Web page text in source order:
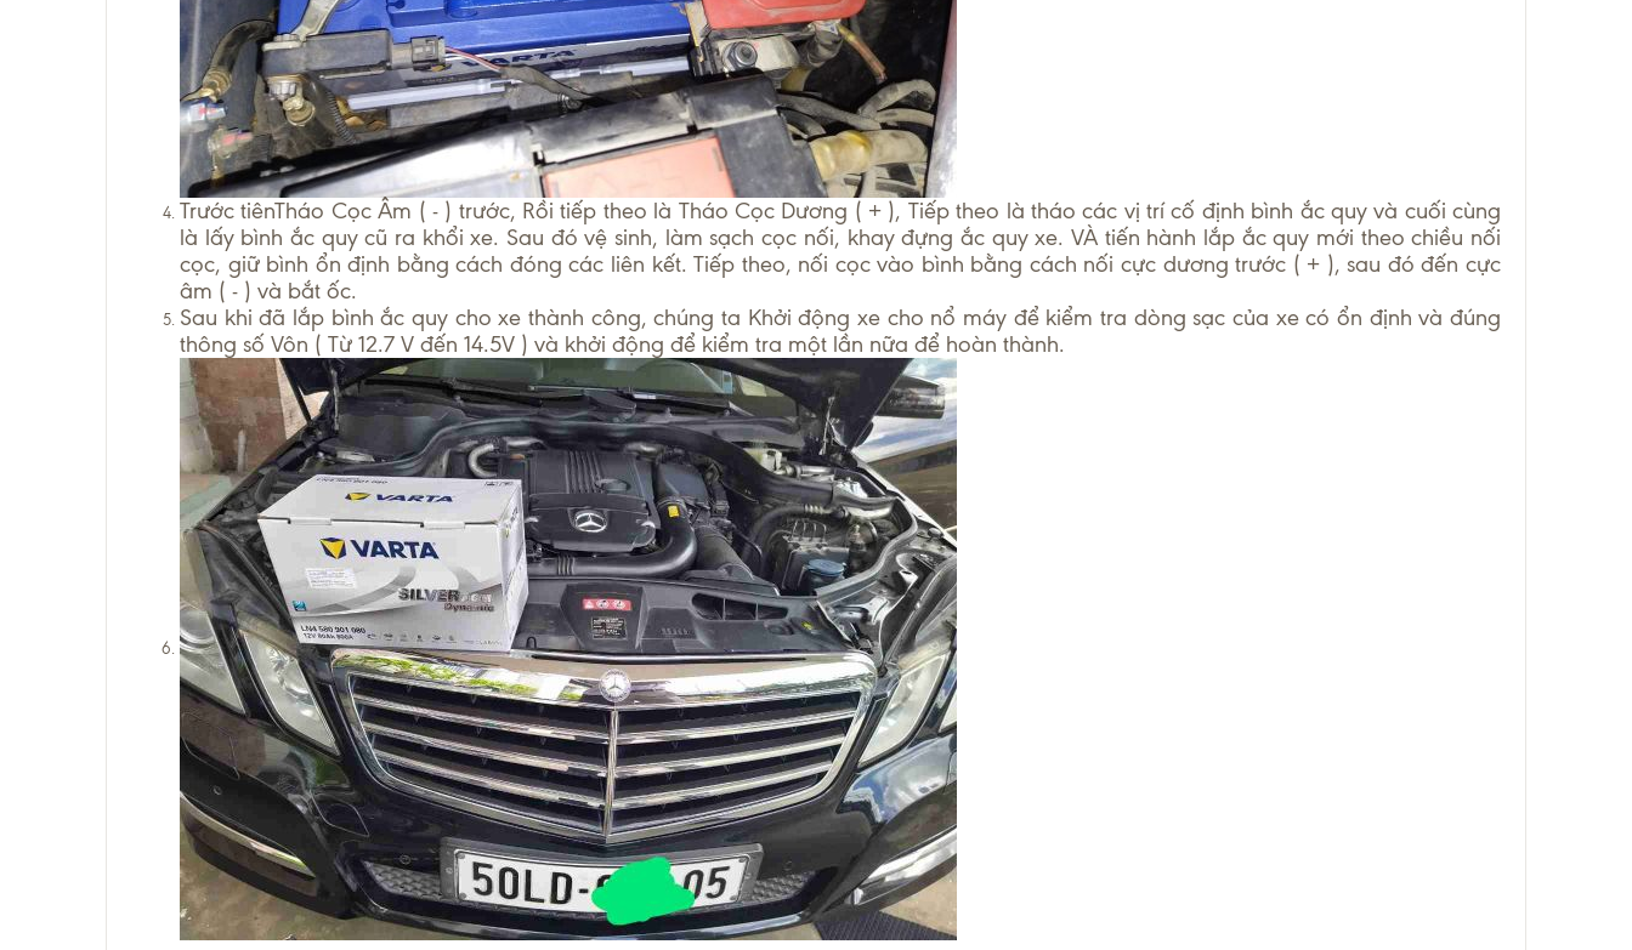
Trước tiênTháo Cọc Âm ( - ) trước, Rồi tiếp theo là Tháo Cọc Dương ( + ), Tiếp theo là tháo các vị trí cố định bình ắc quy và cuối cùng
là lấy bình ắc quy cũ ra khổi xe. Sau đó vệ sinh, làm sạch cọc nối, khay đựng ắc quy xe. VÀ tiến hành lắp ắc quy mới theo chiều nối
cọc, giữ bình ổn định bằng cách đóng các liên kết. Tiếp theo, nối cọc vào bình bằng cách nối cực dương trước ( + ), sau đó đến cực
âm ( - ) và bắt ốc.
Sau khi đã lắp bình ắc quy cho xe thành công, chúng ta Khởi động xe cho nổ máy để kiểm tra dòng sạc của xe có ổn định và đúng
thông số Vôn ( Từ 12.7 V đến 14.5V ) và khởi động để kiểm tra một lần nữa để hoàn thành.